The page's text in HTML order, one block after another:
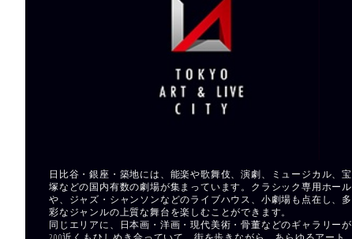
日比谷・銀座・築地には、能楽や歌舞伎、演劇、ミュージカル、宝
塚などの国内有数の劇場が集まっています。クラシック専用ホール
や、ジャズ・シャンソンなどのライブハウス、小劇場も点在し、多
彩なジャンルの上質な舞台を楽しむことができます。
同じエリアに、日本画・洋画・現代美術・骨董などのギャラリーが